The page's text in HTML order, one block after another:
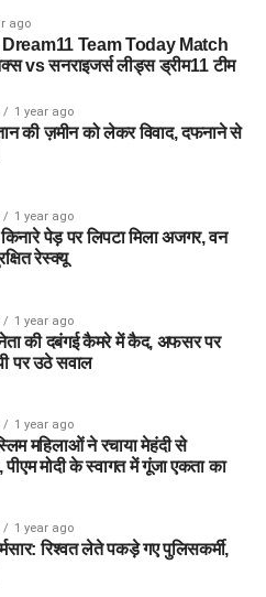
ago
Team Today Match
vs सनराइजर्स लीड्स ड्रीम11 टीम
1 year ago
की ज़मीन को लेकर विवाद, दफनाने से
1 year ago
किनारे पेड़ पर लिपटा मिला अजगर, वन
रेस्क्यू
1 year ago
नेता की दबंगई कैमरे में कैद, अफसर पर
पर उठे सवाल
1 year ago
महिलाओं ने रचाया मेहंदी से
पीएम मोदी के स्वागत में गूंजा एकता का
1 year ago
रिश्वत लेते पकड़े गए पुलिसकर्मी,